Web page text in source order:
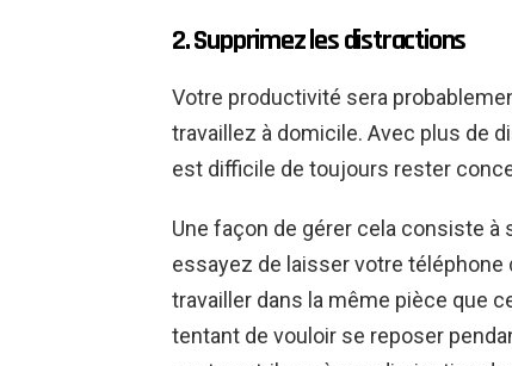
2. Supprimez les distractions
Votre productivité sera
travaillez à domicile. Avec plus de
est difficile de toujours rester
Une façon de gérer cela consiste
essayez de laisser votre téléphone
travailler dans la même pièce que
tentant de vouloir se reposer